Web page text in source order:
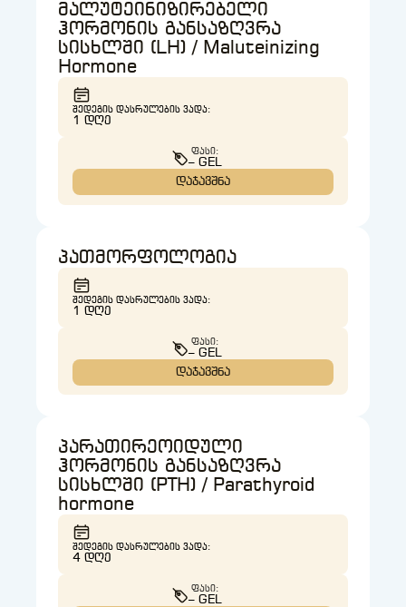
მალუტეინიზირებელი
ჰორმონის განსაზღვრა
სისხლში (LH) / Maluteinizing
Hormone
ᲨᲔᲓᲔᲒᲘᲡ ᲓᲐᲡᲠᲣᲚᲔᲑᲘᲡ ᲕᲐᲓᲐ:
1 ᲓᲦᲔ
ᲤᲐᲡᲘ:
– GEL
დაჯავშნა
პათმორფოლოგია
ᲨᲔᲓᲔᲒᲘᲡ ᲓᲐᲡᲠᲣᲚᲔᲑᲘᲡ ᲕᲐᲓᲐ:
1 ᲓᲦᲔ
ᲤᲐᲡᲘ:
– GEL
დაჯავშნა
პარათირეოიდული
ჰორმონის განსაზღვრა
სისხლში (PTH) / Parathyroid
hormone
ᲨᲔᲓᲔᲒᲘᲡ ᲓᲐᲡᲠᲣᲚᲔᲑᲘᲡ ᲕᲐᲓᲐ:
4 ᲓᲦᲔ
ᲤᲐᲡᲘ:
– GEL